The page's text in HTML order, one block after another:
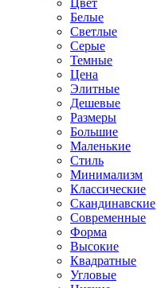
Цвет
Белые
Светлые
Серые
Темные
Цена
Элитные
Дешевые
Размеры
Большие
Маленькие
Стиль
Минимализм
Классические
Скандинавские
Современные
Форма
Высокие
Квадратные
Угловые